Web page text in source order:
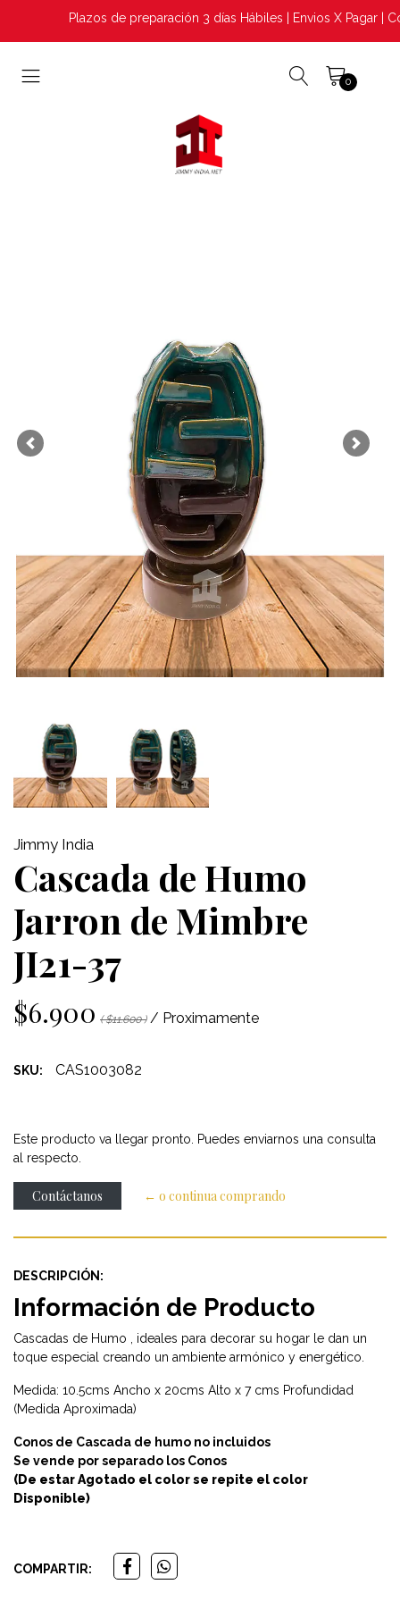
Plazos de preparación 3 días Hábiles | Envios X Pagar |
0
Previous Next
Jimmy India
Cascada de Humo
Jarron de Mimbre
JI21-37
$6.900 ( $11.600 ) / Proximamente
SKU: CAS1003082
Este producto va llegar pronto. Puedes enviarnos una consulta
al respecto.
Contáctanos ← o continua comprando
DESCRIPCIÓN:
Información de Producto
Cascadas de Humo , ideales para decorar su hogar le dan un
toque especial creando un ambiente armónico y energético.
Medida: 10.5cms Ancho x 20cms Alto x 7 cms Profundidad
(Medida Aproximada)
Conos de Cascada de humo no incluidos
Se vende por separado los Conos
(De estar Agotado el color se repite el color
Disponible)
COMPARTIR: